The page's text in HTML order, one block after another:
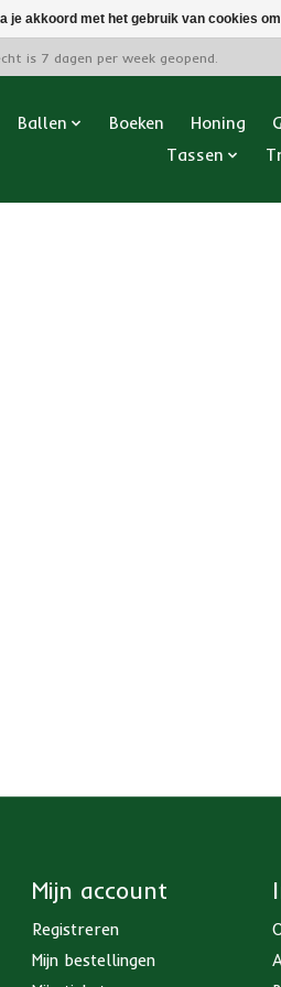
is 7 dagen per week geopend.
Ballen Boeken Honing
Tassen
Mijn account
Registreren
Mijn bestellingen
je akkoord met het gebruik van cookies